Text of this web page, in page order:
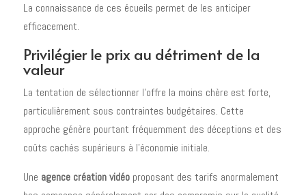
La connaissance de ces écueils permet de les anticiper
efficacement.
Privilégier le prix au détriment de la
valeur
La tentation de sélectionner l'offre la moins chère est forte,
particulièrement sous contraintes budgétaires. Cette
approche génère pourtant fréquemment des déceptions et des
coûts cachés supérieurs à l'économie initiale.
Une agence création vidéoproposant des tarifs anormalement